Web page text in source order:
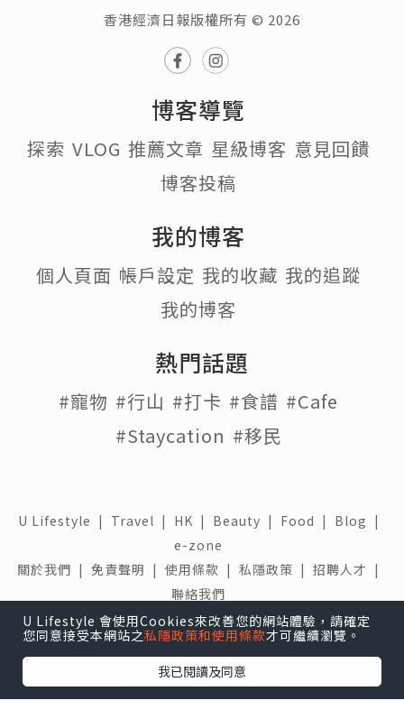
香港經濟日報版權所有 © 2026
博客導覽
探索 VLOG 推薦文章 星級博客 意見回饋
博客投稿
我的博客
個人頁面 帳戶設定 我的收藏 我的追蹤
我的博客
熱門話題
#寵物 #行山 #打卡 #食譜 #Cafe
#Staycation #移民
U Lifestyle | Travel | HK | Beauty | Food | Blog |
e-zone
關於我們 | 免責聲明 | 使用條款 | 私隱政策 | 招聘人才 |
聯絡我們
下載 U Lifestyle應用程式
U Lifestyle 會使用Cookies來改善您的網站體驗，請確定
您同意接受本網站之私隱政策和使用條款才可繼續瀏覽。
我已閱讀及同意